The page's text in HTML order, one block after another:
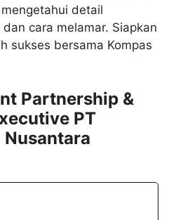
detail
cara melamar. Siapkan
sukses bersama Kompas
Partnership &
PT
Nusantara